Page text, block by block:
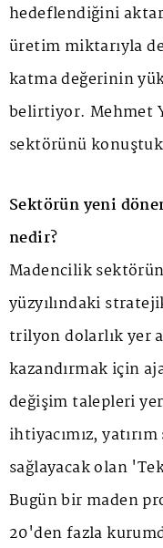
hedeflendiğini
üretim miktarıyla
katma değerinin
belirtiyor. Mehmet
sektörünü
Sektörün yeni
nedir?
Madencilik
yüzyılındaki
trilyon dolarlık yer
kazandırmak için
değişim talepleri
ihtiyacımız,
sağlayacak olan
Bugün bir maden
20'den fazla